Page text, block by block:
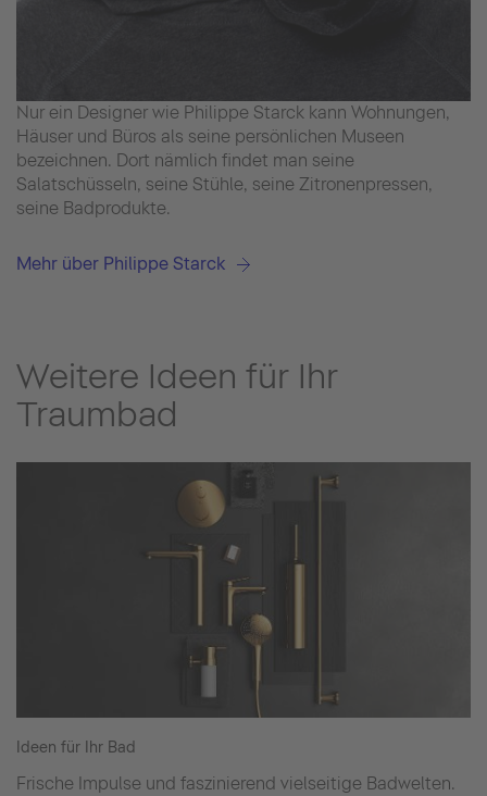
Nur ein Designer wie Philippe Starck kann Wohnungen,
Häuser und Büros als seine persönlichen Museen
bezeichnen. Dort nämlich findet man seine
Salatschüsseln, seine Stühle, seine Zitronenpressen,
seine Badprodukte.
Mehr über Philippe Starck
Weitere Ideen für Ihr
Traumbad
Ideen für Ihr Bad
Frische Impulse und faszinierend vielseitige Badwelten.